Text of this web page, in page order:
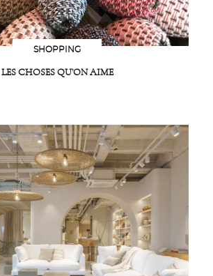
SHOPPING
LES CHOSES QU’ON AIME